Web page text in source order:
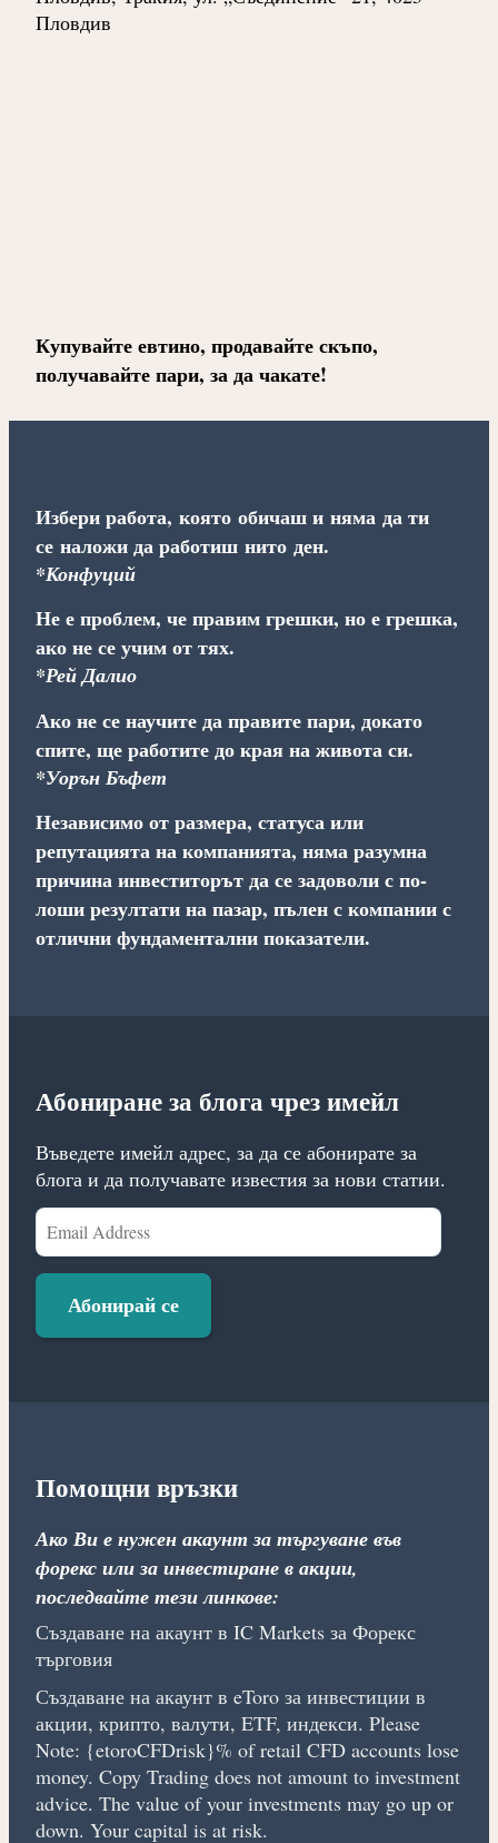
Пловдив
Купувайте евтино, продавайте скъпо,
получавайте пари, за да чакате!
Избери работа, която обичаш и няма да ти
се наложи да работиш нито ден.
*Конфуций
Не е проблем, че правим грешки, но е грешка,
ако не се учим от тях.
*Рей Далио
Ако не се научите да правите пари, докато
спите, ще работите до края на живота си.
*Уорън Бъфет
Независимо от размера, статуса или
репутацията на компанията, няма разумна
причина инвеститорът да се задоволи с по-
лоши резултати на пазар, пълен с компании с
отлични фундаментални показатели.
Абониране за блога чрез имейл
Въведете имейл адрес, за да се абонирате за
блога и да получавате известия за нови статии.
Email
Address
Абонирай се
Помощни връзки
Ако Ви е нужен акаунт за търгуване във
форекс или за инвестиране в акции,
последвайте тези линкове:
Създаване на акаунт в IC Markets за Форекс
търговия
Създаване на акаунт в eToro за инвестиции в
акции, крипто, валути, ETF, индекси. Please
Note: {etoroCFDrisk}% of retail CFD accounts lose
money. Copy Trading does not amount to investment
advice. The value of your investments may go up or
down. Your capital is at risk.